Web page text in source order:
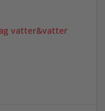
vatter&vatter